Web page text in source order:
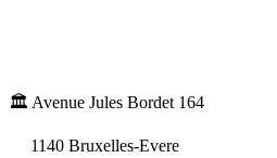
🏛️ Avenue Jules Bordet 164
1140 Bruxelles-Evere